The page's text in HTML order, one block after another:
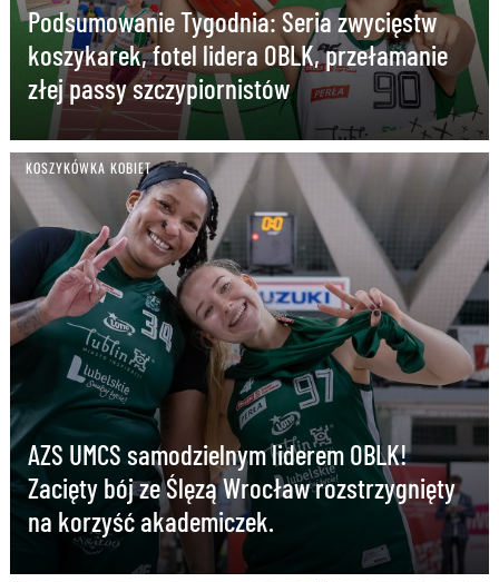
Podsumowanie Tygodnia: Seria zwycięstw
koszykarek, fotel lidera OBLK, przełamanie
złej passy szczypiornistów
KOSZYKÓWKA KOBIET
AZS UMCS samodzielnym liderem OBLK!
Zacięty bój ze Ślęzą Wrocław rozstrzygnięty
na korzyść akademiczek.